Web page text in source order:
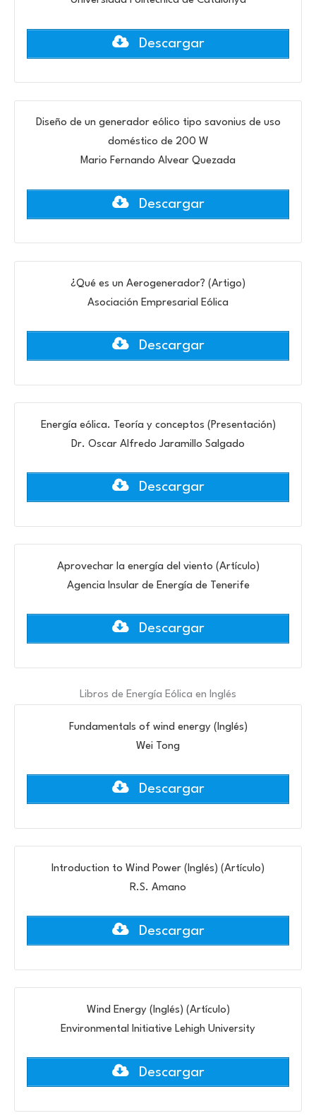
Descargar
Diseño de un generador eólico tipo savonius de uso
doméstico de 200 W
Mario Fernando Alvear Quezada
Descargar
¿Qué es un Aerogenerador? (Artigo)
Asociación Empresarial Eólica
Descargar
Energía eólica. Teoría y conceptos (Presentación)
Dr. Oscar Alfredo Jaramillo Salgado
Descargar
Aprovechar la energía del viento (Artículo)
Agencia Insular de Energía de Tenerife
Descargar
Libros de Energía Eólica en Inglés
Fundamentals of wind energy (Inglés)
Wei Tong
Descargar
Introduction to Wind Power (Inglés) (Artículo)
R.S. Amano
Descargar
Wind Energy (Inglés) (Artículo)
Environmental Initiative Lehigh University
Descargar